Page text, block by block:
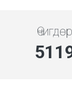
Өчигдөр